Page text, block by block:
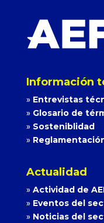
Información
» Entrevistas
» Glosario de
» Sosteniblidad
»
Actualidad
» Actividad de
» Eventos del
» Noticias del